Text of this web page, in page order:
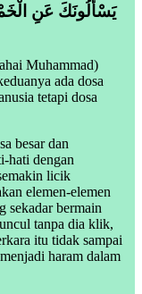
يَسْأَلُونَكَ عَنِ
Muhammad)
ada dosa
tetapi dosa
besar dan
hati dengan
licik
elemen-elemen
sekadar bermain
tanpa dia klik,
itu tidak sampai
haram dalam